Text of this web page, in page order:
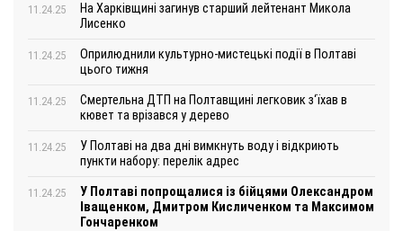
11.24.25
На Харківщині загинув старший лейтенант Микола
Лисенко
11.24.25
Оприлюднили культурно-мистецькі події в Полтаві
цього тижня
11.24.25
Смертельна ДТП на Полтавщині легковик з‘їхав в
кювет та врізався у дерево
11.24.25
У Полтаві на два дні вимкнуть воду і відкриють
пункти набору: перелік адрес
11.24.25
У Полтаві попрощалися із бійцями Олександром
Іващенком, Дмитром Кисличенком та Максимом
Гончаренком